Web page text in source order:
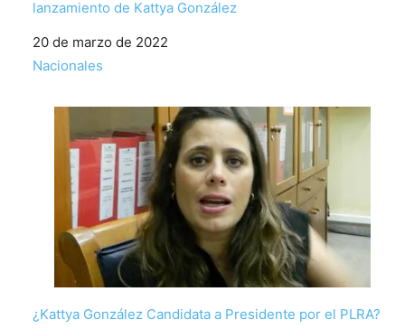
lanzamiento de Kattya González
Fecha
20 de marzo de 2022
Respecto a
Nacionales
¿Kattya González Candidata a Presidente por el PLRA?